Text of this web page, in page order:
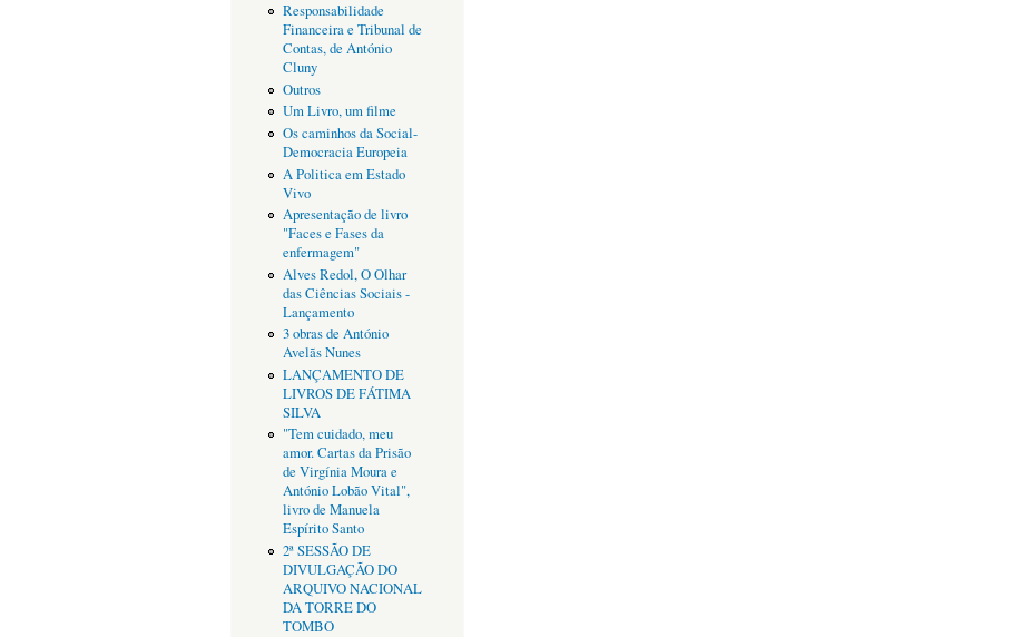
Responsabilidade
Financeira e Tribunal de
Contas, de António
Cluny
Outros
Um Livro, um filme
Os caminhos da Social-
Democracia Europeia
A Politica em Estado
Vivo
Apresentação de livro
"Faces e Fases da
enfermagem"
Alves Redol, O Olhar
das Ciências Sociais -
Lançamento
3 obras de António
Avelãs Nunes
LANÇAMENTO DE
LIVROS DE FÁTIMA
SILVA
"Tem cuidado, meu
amor. Cartas da Prisão
de Virgínia Moura e
António Lobão Vital",
livro de Manuela
Espírito Santo
2ª SESSÃO DE
DIVULGAÇÃO DO
ARQUIVO NACIONAL
DA TORRE DO
TOMBO